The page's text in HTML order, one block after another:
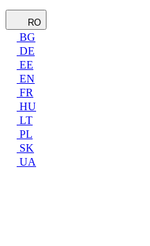
RO
BG
DE
EE
EN
FR
HU
LT
PL
SK
UA